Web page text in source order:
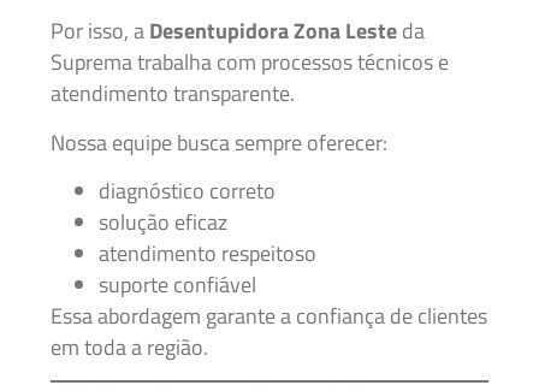
Por isso, aDesentupidora Zona Lesteda
Suprema trabalha com processos técnicos e
atendimento transparente.
Nossa equipe busca sempre oferecer:
diagnóstico correto
solução eficaz
atendimento respeitoso
suporte confiável
Essa abordagem garante a confiança de clientes
em toda a região.